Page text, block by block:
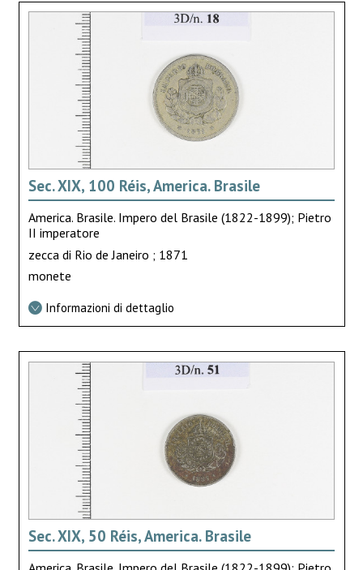
Sec. XIX, 100 Réis, America. Brasile
America. Brasile. Impero del Brasile (1822-1899); Pietro
II imperatore
zecca di Rio de Janeiro ; 1871
monete
Informazioni di dettaglio
Sec. XIX, 50 Réis, America. Brasile